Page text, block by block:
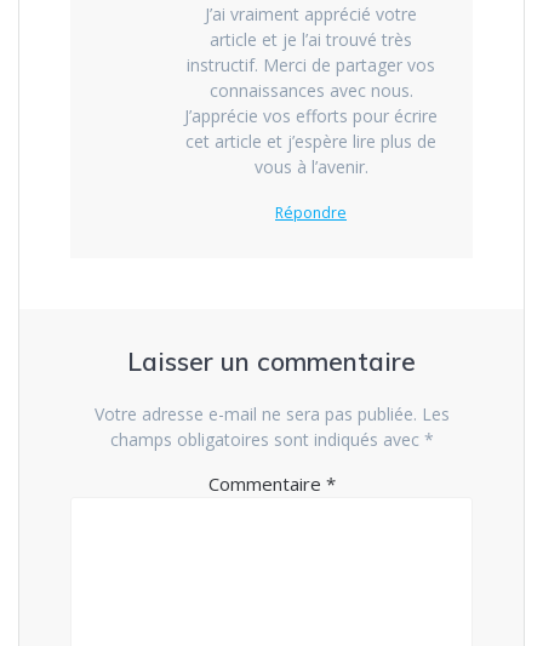
J’ai vraiment apprécié votre
article et je l’ai trouvé très
instructif. Merci de partager vos
connaissances avec nous.
J’apprécie vos efforts pour écrire
cet article et j’espère lire plus de
vous à l’avenir.
Répondre
Laisser un commentaire
Votre adresse e-mail ne sera pas publiée. Les
champs obligatoires sont indiqués avec *
Commentaire *